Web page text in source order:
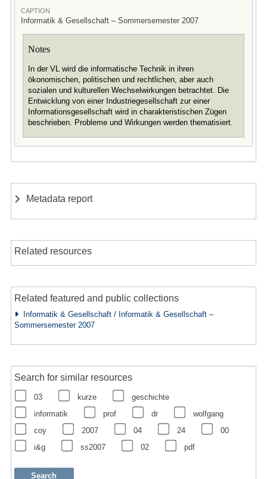
CAPTION
Informatik & Gesellschaft – Sommersemester 2007
Notes
In der VL wird die informatische Technik in ihren
ökonomischen, politischen und rechtlichen, aber auch
sozialen und kulturellen Wechselwirkungen betrachtet. Die
Entwicklung von einer Industriegesellschaft zur einer
Informationsgesellschaft wird in charakteristischen Zügen
beschrieben. Probleme und Wirkungen werden thematisiert.
Metadata report
Related resources
Related featured and public collections
Informatik & Gesellschaft / Informatik & Gesellschaft –
Sommersemester 2007
Search for similar resources
03 kurze
geschichte
informatik
prof dr
wolfgang
coy
2007 04 24
00
i&g
ss2007 02 pdf